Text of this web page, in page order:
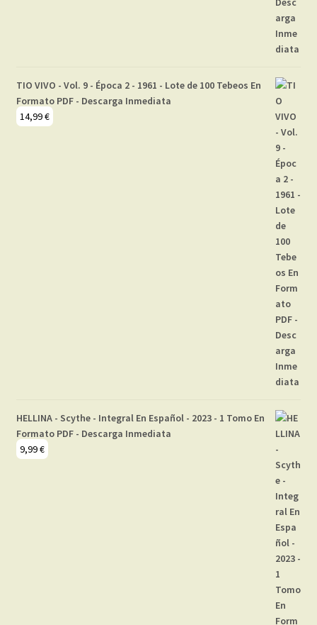
TIO VIVO - Vol. 9 - Época 2 - 1961 - Lote de 100 Tebeos En
Formato PDF - Descarga Inmediata
14,99€
HELLINA - Scythe - Integral En Español - 2023 - 1 Tomo En
Formato PDF - Descarga Inmediata
9,99€